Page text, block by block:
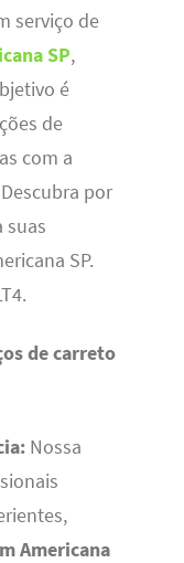
serviço de
SP,
é
de
com a
por
suas
SP.
de carreto
Nossa
Americana